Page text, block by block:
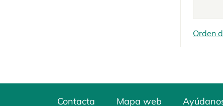
Orden
Contacta Mapa web